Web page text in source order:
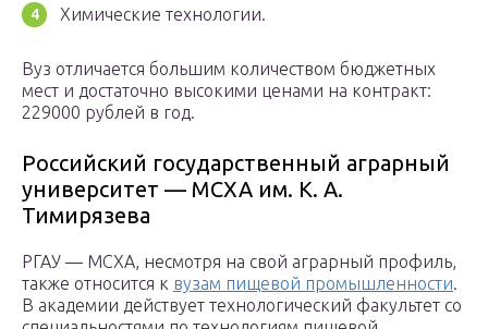
Химические технологии.
Вуз отличается большим количеством бюджетных
мест и достаточно высокими ценами на контракт:
229000 рублей в год.
Российский государственный аграрный
университет — МСХА им. К. А.
Тимирязева
РГАУ — МСХА, несмотря на свой аграрный профиль,
также относится к вузам пищевой промышленности
В академии действует технологический факультет со